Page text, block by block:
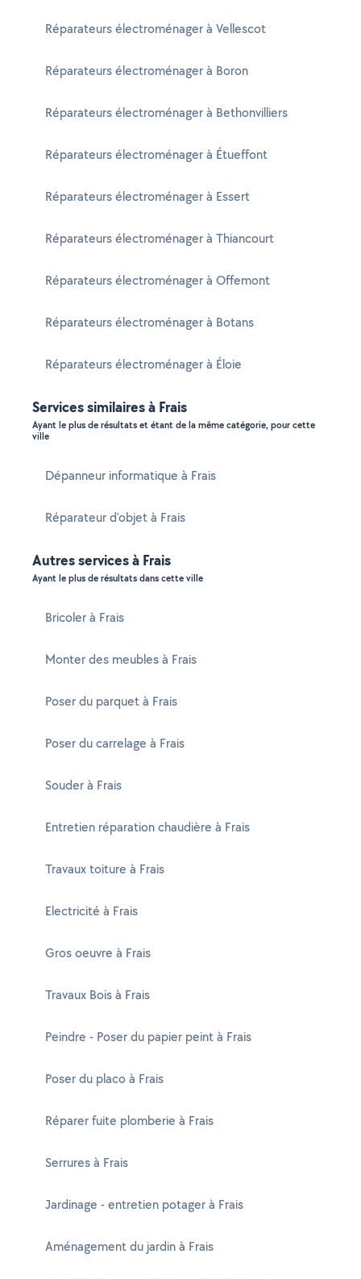
Réparateurs électroménager à Vellescot
Réparateurs électroménager à Boron
Réparateurs électroménager à Bethonvilliers
Réparateurs électroménager à Étueffont
Réparateurs électroménager à Essert
Réparateurs électroménager à Thiancourt
Réparateurs électroménager à Offemont
Réparateurs électroménager à Botans
Réparateurs électroménager à Éloie
Services similaires à Frais
Ayant le plus de résultats et étant de la même catégorie, pour cette
ville
Dépanneur informatique à Frais
Réparateur d'objet à Frais
Autres services à Frais
Ayant le plus de résultats dans cette ville
Bricoler à Frais
Monter des meubles à Frais
Poser du parquet à Frais
Poser du carrelage à Frais
Souder à Frais
Entretien réparation chaudière à Frais
Travaux toiture à Frais
Electricité à Frais
Gros oeuvre à Frais
Travaux Bois à Frais
Peindre - Poser du papier peint à Frais
Poser du placo à Frais
Réparer fuite plomberie à Frais
Serrures à Frais
Jardinage - entretien potager à Frais
Aménagement du jardin à Frais